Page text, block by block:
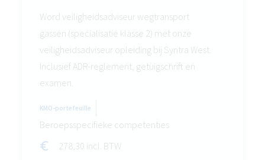
Word veiligheidsadviseur wegtransport
gassen (specialisatie klasse 2) met onze
veiligheidsadviseur opleiding bij Syntra West.
Inclusief ADR-reglement, getuigschrift en
examen.
KMO-portefeuille
Beroepsspecifieke competenties
278,30 incl. BTW